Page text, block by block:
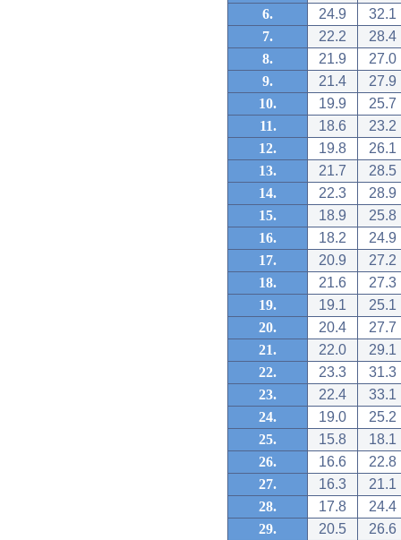
6.
24.9
32.1
7.
22.2
28.4
8.
21.9
27.0
9.
21.4
27.9
10.
19.9
25.7
11.
18.6
23.2
12.
19.8
26.1
13.
21.7
28.5
14.
22.3
28.9
15.
18.9
25.8
16.
18.2
24.9
17.
20.9
27.2
18.
21.6
27.3
19.
19.1
25.1
20.
20.4
27.7
21.
22.0
29.1
22.
23.3
31.3
23.
22.4
33.1
24.
19.0
25.2
25.
15.8
18.1
26.
16.6
22.8
27.
16.3
21.1
28.
17.8
24.4
29.
20.5
26.6